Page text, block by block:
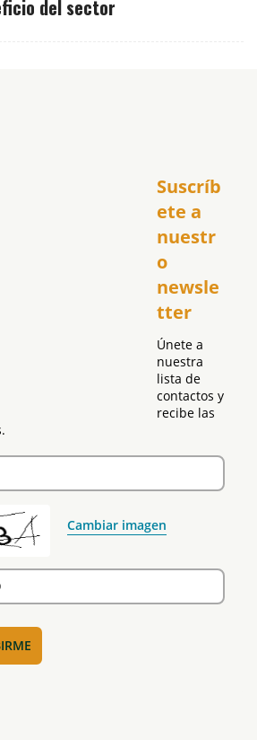
del sector
Suscríb
ete a
nuestr
o
newsle
tter
Únete a
nuestra
lista de
contactos y
recibe las
Cambiar imagen